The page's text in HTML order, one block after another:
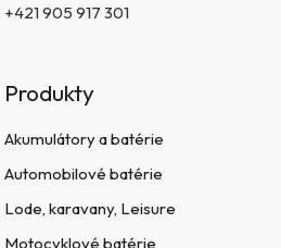
+421 905 917 301
Produkty
Akumulátory a batérie
Automobilové batérie
Lode, karavany, Leisure
Motocyklové batérie